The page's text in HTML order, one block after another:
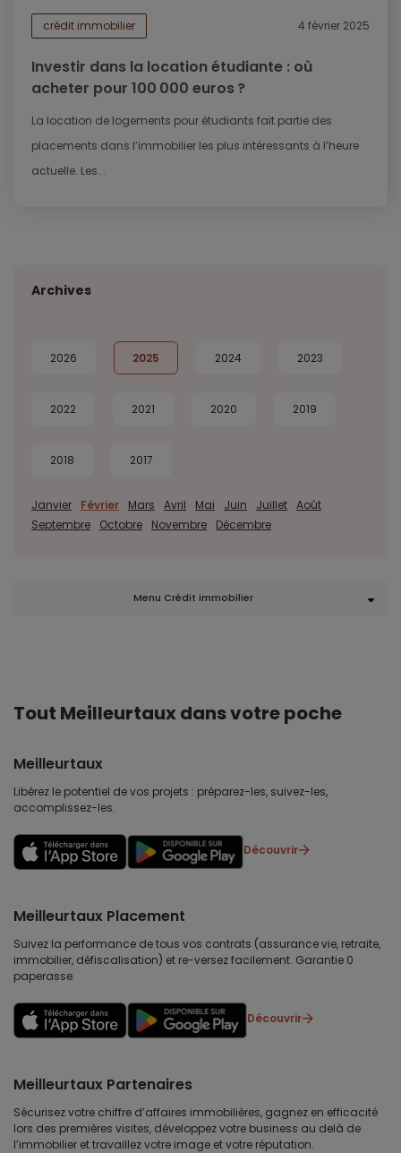
crédit immobilier 4 février 2025
Investir dans la location étudiante : où
acheter pour 100 000 euros ?
La location de logements pour étudiants fait partie des
placements dans l’immobilier les plus intéressants à l’heure
actuelle. Les...
Archives
2026 2025 2024 2023
2022 2021 2020 2019
2018 2017
Janvier Février Mars Avril Mai Juin Juillet Août
Septembre
Octobre Novembre Décembre
Menu Crédit immobilier
Tout Meilleurtaux dans votre poche
Meilleurtaux
Libérez le potentiel de vos projets : préparez-les, suivez-les,
accomplissez-les.
Découvrir
Meilleurtaux Placement
Suivez la performance de tous vos contrats (assurance vie, retraite,
immobilier, défiscalisation) et re-versez facilement. Garantie 0
paperasse.
Découvrir
Meilleurtaux Partenaires
Sécurisez votre chiffre d’affaires immobilières, gagnez en efficacité
lors des premières visites, développez votre business au delà de
l’immobilier et travaillez votre image et votre réputation.